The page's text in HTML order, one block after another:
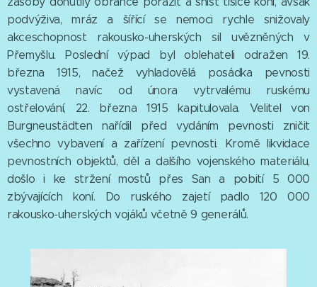
podvýživa, mráz a šířící se nemoci rychle snižovaly
akceschopnost rakousko-uherských sil uvězněných v
Přemyšlu. Poslední výpad byl oblehateli odražen 19.
března 1915, načež vyhladovělá posádka pevnosti
vystavená navíc od února vytrvalému ruskému
ostřelování, 22. března 1915 kapitulovala. Velitel von
Burgneustädten nařídil před vydáním pevnosti zničit
všechno vybavení a zařízení pevnosti. Kromě likvidace
pevnostních objektů, děl a dalšího vojenského materiálu,
došlo i ke stržení mostů přes San a pobití 5 000
zbývajících koní. Do ruského zajetí padlo 120 000
rakousko-uherských vojáků včetně 9 generálů.